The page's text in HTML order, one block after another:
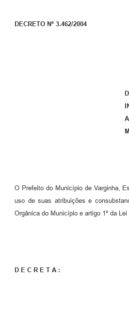
DECRETO Nº 3.462/2004
O Prefeito do Município de Varginha,
uso de suas atribuições e
Orgânica do Município e artigo 1º da Lei
D E C R E T A :